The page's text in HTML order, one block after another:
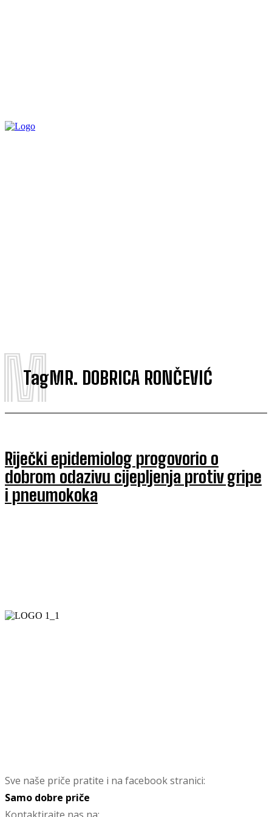
TagMR. DOBRICA RONČEVIĆ
M
Riječki epidemiolog progovorio o
dobrom odazivu cijepljenja protiv gripe
i pneumokoka
Sve naše priče pratite i na facebook stranici:
Samo dobre priče